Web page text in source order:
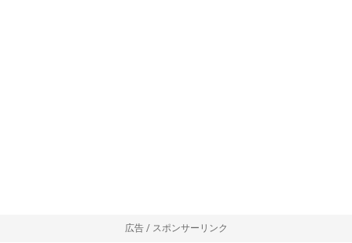
広告 / スポンサーリンク